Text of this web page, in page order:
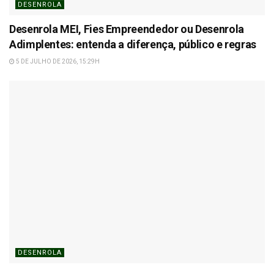
DESENROLA
Desenrola MEI, Fies Empreendedor ou Desenrola
Adimplentes: entenda a diferença, público e regras
5 DE JULHO DE 2026, 15:29H
DESENROLA